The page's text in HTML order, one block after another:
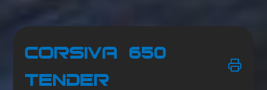
Corsiva 650
Tender